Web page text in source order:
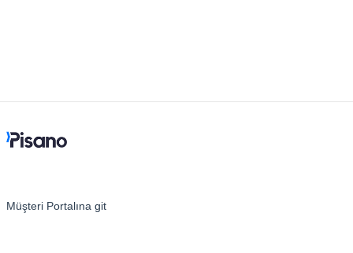
Etiket Grupları
Kullanıcı daveti
Kişi Arama
Müşteri Portalına git